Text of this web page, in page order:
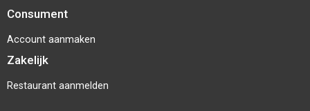
Consument
Account aanmaken
Zakelijk
Restaurant aanmelden